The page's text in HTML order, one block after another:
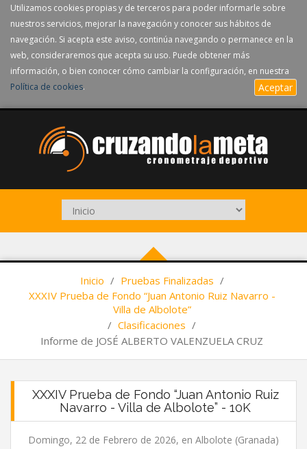
Utilizamos cookies propias y de terceros para poder informarle sobre
nuestros servicios, mejorar la navegación y conocer sus hábitos de
navegación. Si acepta este aviso, continúa navegando o permanece en la
web, consideraremos que acepta su uso. Puede obtener más
información, o bien conocer cómo cambiar la configuración, en nuestra
Política de cookies. Aceptar
Inicio / Pruebas Finalizadas /
XXXIV Prueba de Fondo “Juan Antonio Ruiz Navarro -
Villa de Albolote”
/ Clasificaciones /
Informe de JOSÉ ALBERTO VALENZUELA CRUZ
XXXIV Prueba de Fondo “Juan Antonio Ruiz
Navarro - Villa de Albolote” - 10K
Domingo, 22 de Febrero de 2026, en Albolote (Granada)